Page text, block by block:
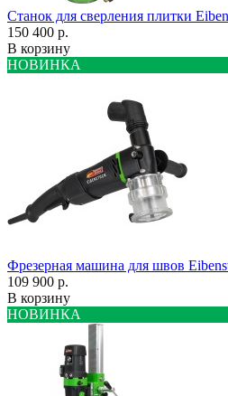
Станок для сверления плитки
150 400 р.
В корзину
НОВИНКА
Фрезерная машина для швов
109 900 р.
В корзину
НОВИНКА